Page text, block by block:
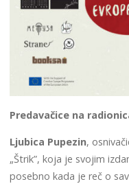
Predavačice na
Ljubica Pupezin,
„Štrik”, koja je svojim
posebno kada je reč o